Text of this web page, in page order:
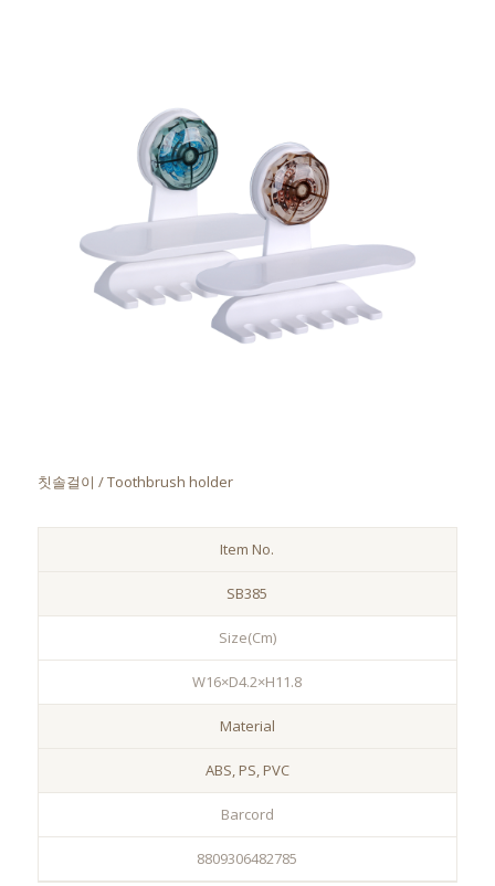
칫솔걸이 / Toothbrush holder
Item No.
SB385
Size(Cm)
W16×D4.2×H11.8
Material
ABS, PS, PVC
Barcord
8809306482785